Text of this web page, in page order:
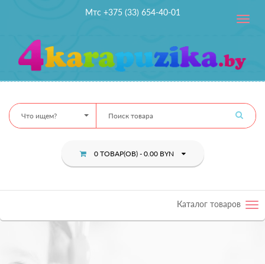
Мтс +375 (33) 654-40-01
Toggle
Что ищем?
0 ТОВАР(ОВ) - 0.00 BYN
Каталог товаров